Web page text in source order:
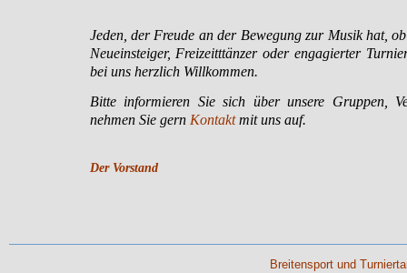
Jeden, der Freude an der Bewegung zur Musik hat,
Neueinsteiger, Freizeitttänzer oder engagierter
bei uns herzlich Willkommen.
Bitte informieren Sie sich über unsere Gruppen,
nehmen Sie gern Kontaktmit uns auf.
Der Vorstand
Breitensport und